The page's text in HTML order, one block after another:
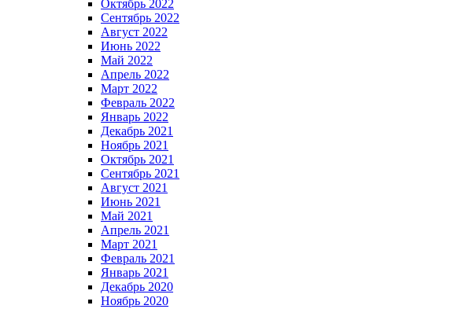
Октябрь 2022
Сентябрь 2022
Август 2022
Июнь 2022
Май 2022
Апрель 2022
Март 2022
Февраль 2022
Январь 2022
Декабрь 2021
Ноябрь 2021
Октябрь 2021
Сентябрь 2021
Август 2021
Июнь 2021
Май 2021
Апрель 2021
Март 2021
Февраль 2021
Январь 2021
Декабрь 2020
Ноябрь 2020